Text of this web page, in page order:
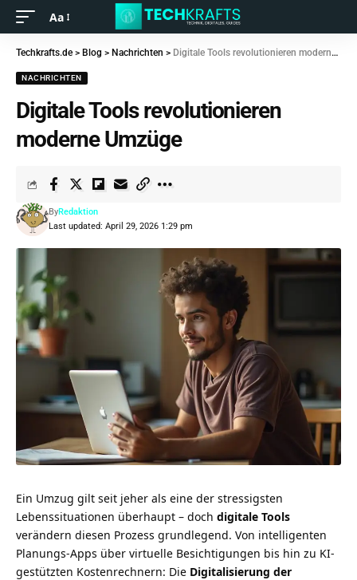
Aa
Techkrafts.de > Blog > Nachrichten > Digitale Tools revolutionieren moderne Umzüge
NACHRICHTEN
Digitale Tools revolutionieren
moderne Umzüge
Last updated: April 29, 2026 1:29 pm
ByRedaktion
Ein Umzug gilt seit jeher als eine der stressigsten
Lebenssituationen überhaupt – doch digitale Tools
verändern diesen Prozess grundlegend. Von intelligenten
Planungs-Apps über virtuelle Besichtigungen bis hin zu KI-
gestützten Kostenrechnern: Die Digitalisierung der